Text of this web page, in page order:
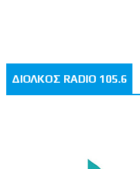
ΔΙΟΛΚΟΣ RADIO 105.6